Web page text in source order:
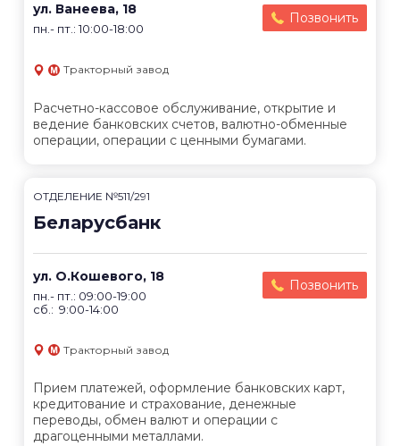
ул. Ванеева, 18
пн.- пт.: 10:00-18:00
Позвонить
Тракторный завод
Расчетно-кассовое обслуживание, открытие и
ведение банковских счетов, валютно-обменные
операции, операции с ценными бумагами.
ОТДЕЛЕНИЕ №511/291
Беларусбанк
ул. О.Кошевого, 18
пн.- пт.: 09:00-19:00
сб.: 9:00-14:00
Позвонить
Тракторный завод
Прием платежей, оформление банковских карт,
кредитование и страхование, денежные
переводы, обмен валют и операции с
драгоценными металлами.